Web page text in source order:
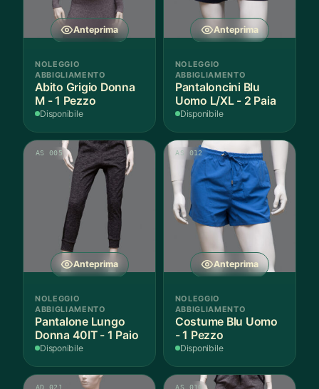
Anteprima
NOLEGGIO
ABBIGLIAMENTO
Abito Grigio Donna
M - 1 Pezzo
Disponibile
Anteprima
NOLEGGIO
ABBIGLIAMENTO
Pantaloncini Blu
Uomo L/XL - 2 Paia
Disponibile
Anteprima
AS 005
NOLEGGIO
ABBIGLIAMENTO
Pantalone Lungo
Donna 40IT - 1 Paio
Disponibile
Anteprima
AS 012
NOLEGGIO
ABBIGLIAMENTO
Costume Blu Uomo
- 1 Pezzo
Disponibile
AD 021 AS 010